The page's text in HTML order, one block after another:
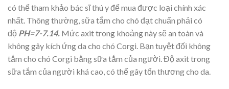
có thể tham khảo bác sĩ thú y để mua được loại chính xác
nhất. Thông thường, sữa tắm cho chó đạt chuẩn phải có
độ PH=7-7.14. Mức axit trong khoảng này sẽ an toàn và
không gây kích ứng da cho chó Corgi. Bạn tuyệt đối không
tắm cho chó Corgi bằng sữa tắm của người. Độ axit trong
sữa tắm của người khá cao, có thể gây tổn thương cho da.